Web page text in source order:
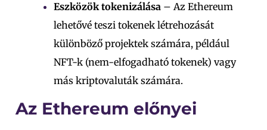
Eszközök tokenizálása – Az Ethereum
lehetővé teszi tokenek létrehozását
különböző projektek számára, például
NFT-k (nem-elfogadható tokenek) vagy
más kriptovaluták számára.
Az Ethereum előnyei